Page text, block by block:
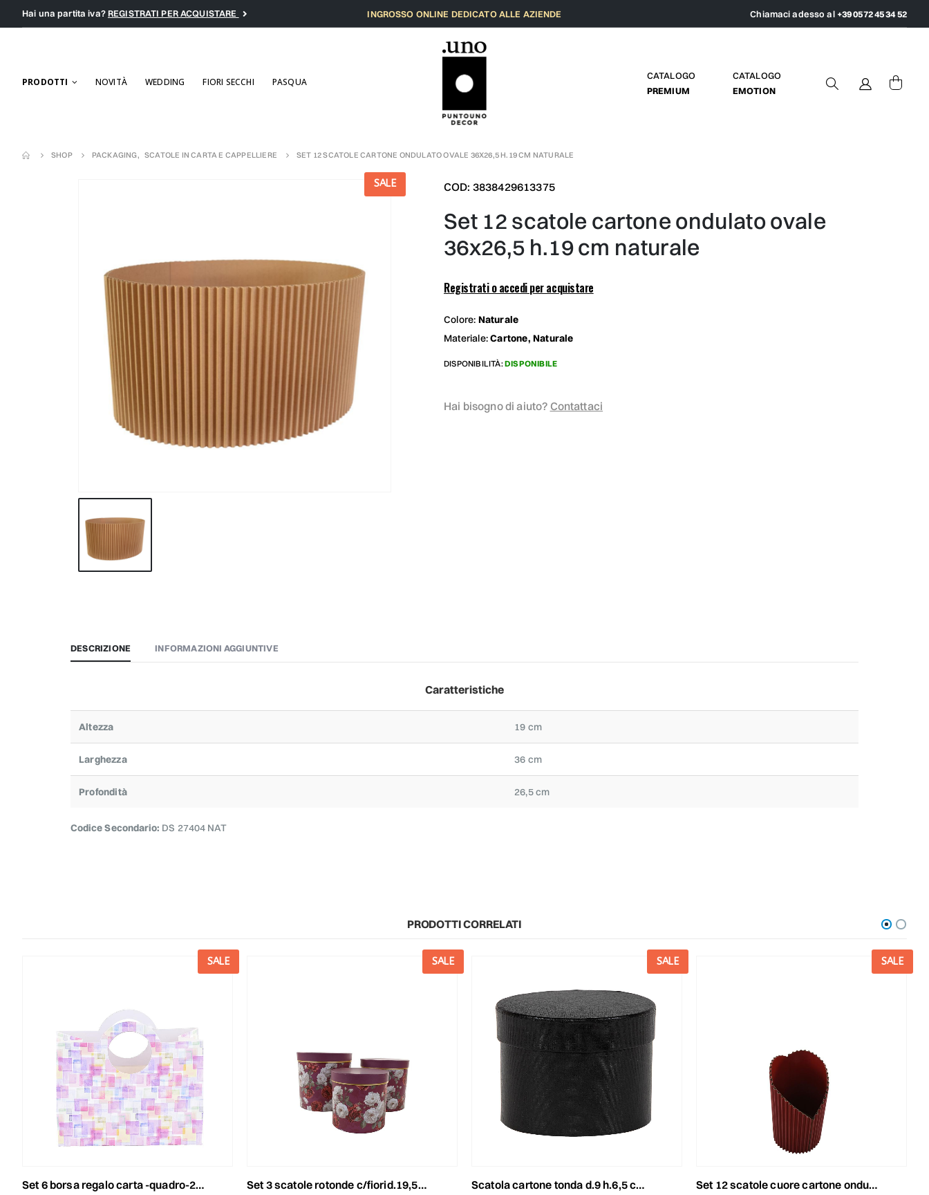
Hai una partita iva?REGISTRATI PER ACQUISTARE INGROSSO ONLINE DEDICATO ALLE AZIENDE Chiamaci adesso al +39 0572 45 34 52
PRODOTTI NOVITÀ WEDDING FIORI SECCHI PASQUA
CATALOGO
PREMIUM
CATALOGO
EMOTION
SHOP PACKAGING, SCATOLE IN CARTA E CAPPELLIERE SET 12 SCATOLE CARTONE ONDULATO OVALE 36X26,5 H.19 CM NATURALE
SALE COD: 3838429613375
set 12 scatole cartone ondulato ovale
36x26,5 h.19 cm naturale
Registrati o accedi per acquistare
Colore: Naturale
Materiale:Cartone, Naturale
DISPONIBILITÀ:DISPONIBILE
Hai bisogno di aiuto? Contattaci
DESCRIZIONE INFORMAZIONI AGGIUNTIVE
Caratteristiche
Altezza 19 cm
Larghezza 36 cm
Profondità 26,5 cm
Codice Secondario: DS 27404 NAT
PRODOTTI CORRELATI
SALE
set 6 borsa regalo carta -quadro-22x13,3x10cm bianco/rosa/fucsia
SALE
set 3 scatole rotonde c/fiorid.19,5/17,5/15,5h.19/17/15 bordeaux
SALE
scatola cartone tonda d.9 h.6,5 cm -little box- nero
SALE
set 12 scatole cuore cartone ondulato d.11 h.19 cm rosso